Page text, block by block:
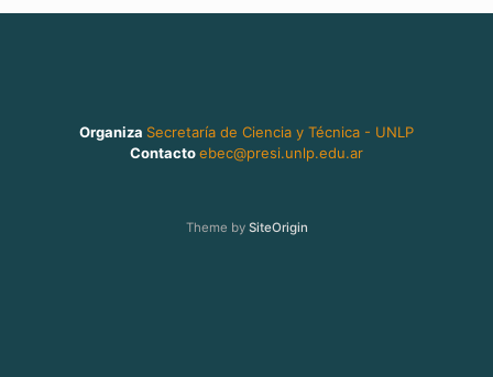
Organiza Secretaría de Ciencia y Técnica - UNLP
Contactoebec@presi.unlp.edu.ar
Theme by SiteOrigin